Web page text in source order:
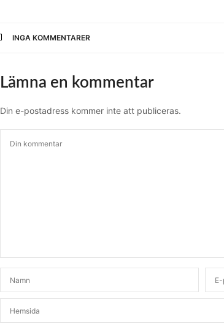
INGA KOMMENTARER
Lämna en kommentar
Din e-postadress kommer inte att publiceras.